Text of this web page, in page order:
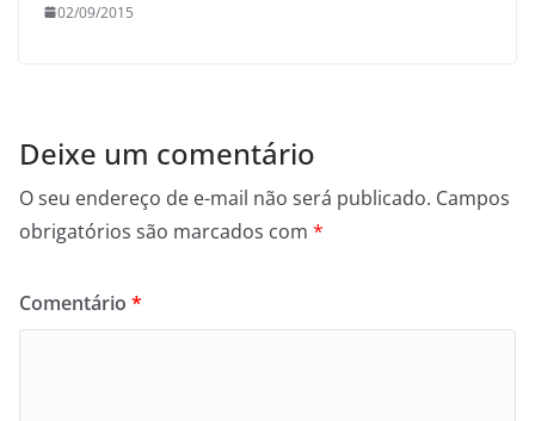
02/09/2015
Deixe um comentário
O seu endereço de e-mail não será publicado. Campos
obrigatórios são marcados com *
Comentário *